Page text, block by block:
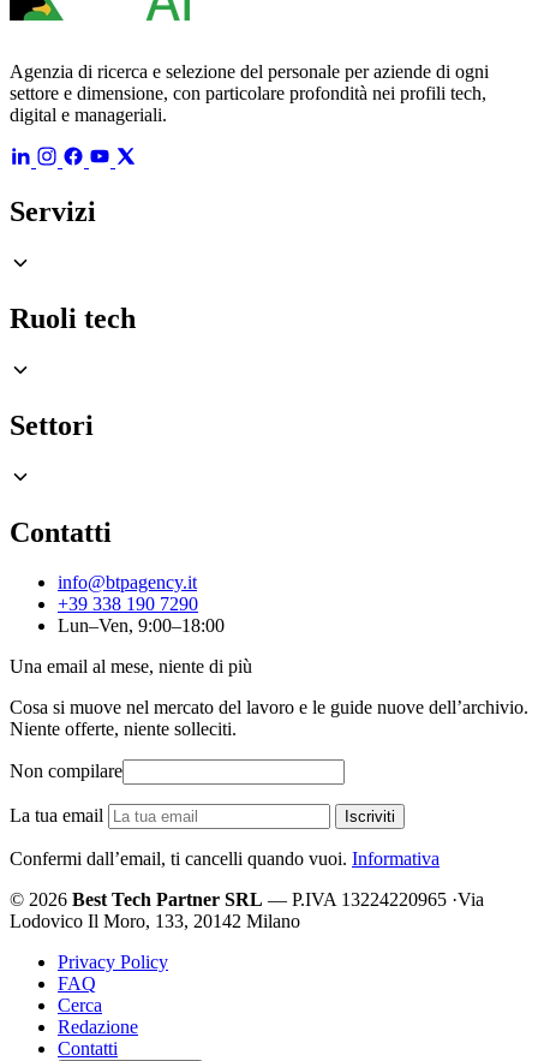
Agenzia di ricerca e selezione del personale per aziende di ogni
settore e dimensione, con particolare profondità nei profili tech,
digital e manageriali.
Servizi
Ruoli tech
Settori
Contatti
info@btpagency.it
+39 338 190 7290
Lun–Ven, 9:00–18:00
Una email al mese, niente di più
Cosa si muove nel mercato del lavoro e le guide nuove dell’archivio.
Niente offerte, niente solleciti.
Non compilare
La tua email Iscriviti
Confermi dall’email, ti cancelli quando vuoi. Informativa
© 2026 Best Tech Partner SRL — P.IVA 13224220965 ·Via
Lodovico Il Moro, 133, 20142 Milano
Privacy Policy
FAQ
Cerca
Redazione
Contatti